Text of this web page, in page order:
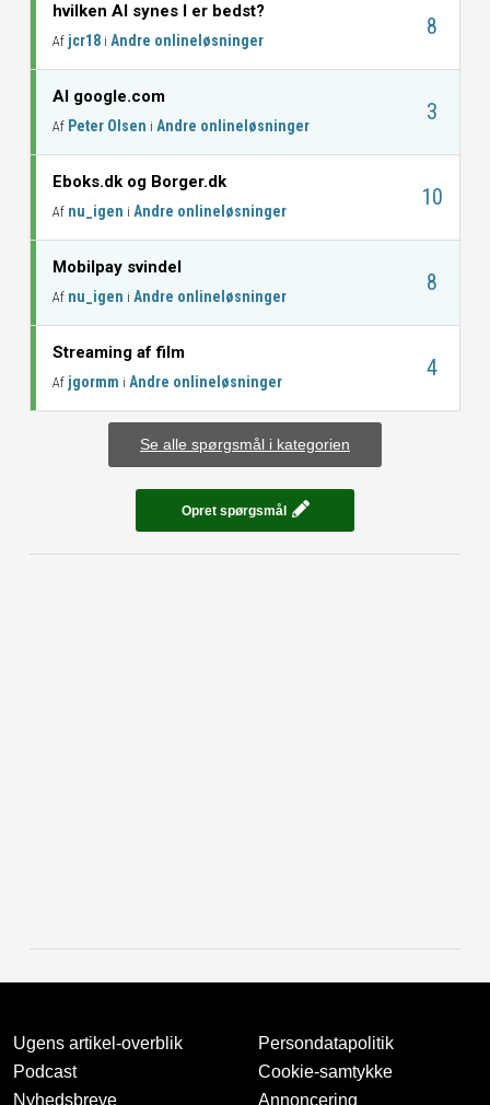
hvilken AI synes I er bedst?
Af jcr18 i Andre onlineløsninger
8
AI google.com
Af Peter Olsen i Andre onlineløsninger
3
Eboks.dk og Borger.dk
Af nu_igen i Andre onlineløsninger
10
Mobilpay svindel
Af nu_igen i Andre onlineløsninger
8
Streaming af film
Af jgormm i Andre onlineløsninger
4
Se alle spørgsmål i kategorien
Opret spørgsmål
Ugens artikel-overblik
Podcast
Nyhedsbreve
Persondatapolitik
Cookie-samtykke
Annoncering